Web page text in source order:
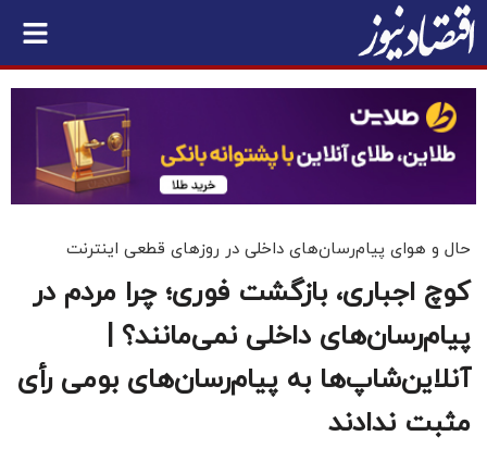
حال و هوای پیام‌رسان‌های داخلی در روزهای قطعی اینترنت
کوچ اجباری، بازگشت فوری؛ چرا مردم در
پیام‌رسان‌های داخلی نمی‌مانند؟ |
آنلاین‌شاپ‌ها به پیام‌رسان‌های بومی رأی
مثبت ندادند